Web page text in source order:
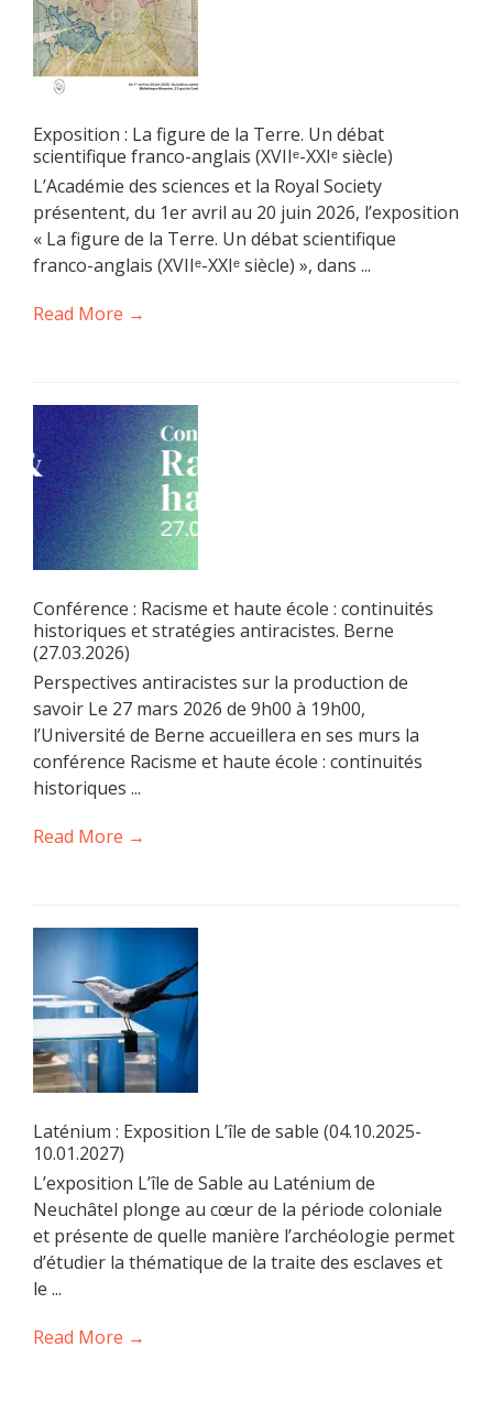
Exposition : La figure de la Terre. Un débat
scientifique franco-anglais (XVIIᵉ-XXIᵉ siècle)
L’Académie des sciences et la Royal Society
présentent, du 1er avril au 20 juin 2026, l’exposition
« La figure de la Terre. Un débat scientifique
franco-anglais (XVIIᵉ-XXIᵉ siècle) », dans ...
Read More →
Conférence : Racisme et haute école : continuités
historiques et stratégies antiracistes. Berne
(27.03.2026)
Perspectives antiracistes sur la production de
savoir Le 27 mars 2026 de 9h00 à 19h00,
l’Université de Berne accueillera en ses murs la
conférence Racisme et haute école : continuités
historiques ...
Read More →
Laténium : Exposition L’île de sable (04.10.2025-
10.01.2027)
L’exposition L’île de Sable au Laténium de
Neuchâtel plonge au cœur de la période coloniale
et présente de quelle manière l’archéologie permet
d’étudier la thématique de la traite des esclaves et
le ...
Read More →